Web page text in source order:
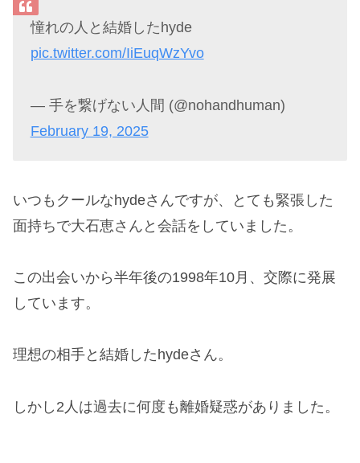
憧れの人と結婚したhyde
pic.twitter.com/IiEuqWzYvo
— 手を繋げない人間 (@nohandhuman)
February 19, 2025
いつもクールなhydeさんですが、とても緊張した
面持ちで大石恵さんと会話をしていました。
この出会いから半年後の1998年10月、交際に発展
しています。
理想の相手と結婚したhydeさん。
しかし2人は過去に何度も離婚疑惑がありました。